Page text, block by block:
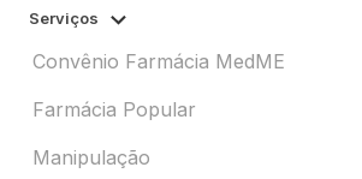
Serviços
Convênio Farmácia MedME
Farmácia Popular
Manipulação